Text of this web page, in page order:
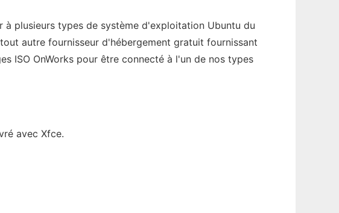
plusieurs types de système d'exploitation Ubuntu du
autre fournisseur d'hébergement gratuit fournissant
ISO OnWorks pour être connecté à l'un de nos types
avec Xfce.